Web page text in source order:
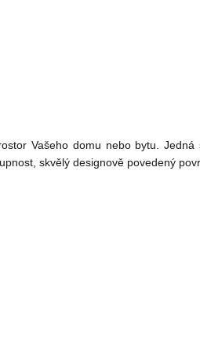
Vašeho domu nebo bytu.
skvělý designově povedený